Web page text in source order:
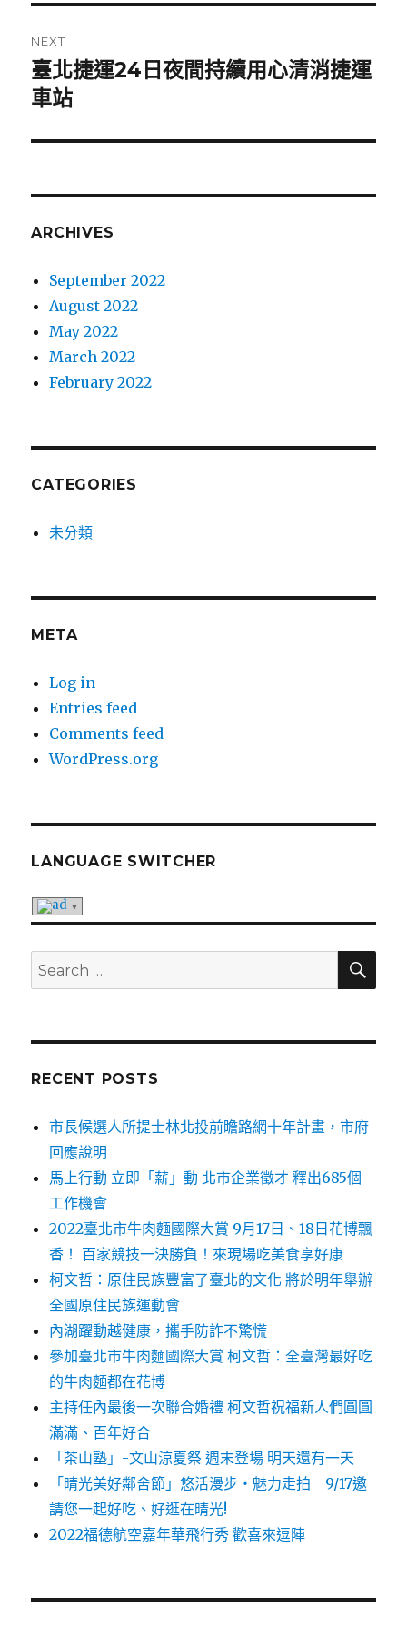
NEXT
Next
post:
臺北捷運24日夜間持續用心清消捷運
車站
ARCHIVES
September 2022
August 2022
May 2022
March 2022
February 2022
CATEGORIES
未分類
META
Log in
Entries feed
Comments feed
WordPress.org
LANGUAGE SWITCHER
Search
for:
RECENT POSTS
市長候選人所提士林北投前瞻路網十年計畫，市府
回應說明
馬上行動 立即「薪」動 北市企業徵才 釋出685個
工作機會
2022臺北市牛肉麵國際大賞 9月17日、18日花博飄
香！ 百家競技一決勝負！來現場吃美食享好康
柯文哲：原住民族豐富了臺北的文化 將於明年舉辦
全國原住民族運動會
內湖躍動越健康，攜手防詐不驚慌
參加臺北市牛肉麵國際大賞 柯文哲：全臺灣最好吃
的牛肉麵都在花博
主持任內最後一次聯合婚禮 柯文哲祝福新人們圓圓
滿滿、百年好合
「茶山塾」-文山涼夏祭 週末登場 明天還有一天
「晴光美好鄰舍節」悠活漫步‧魅力走拍 9/17邀
請您一起好吃、好逛在晴光!
2022福德航空嘉年華飛行秀 歡喜來逗陣